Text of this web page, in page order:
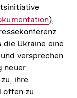
),
Ukraine eine
versprechen
neuer
ihre
offen zu